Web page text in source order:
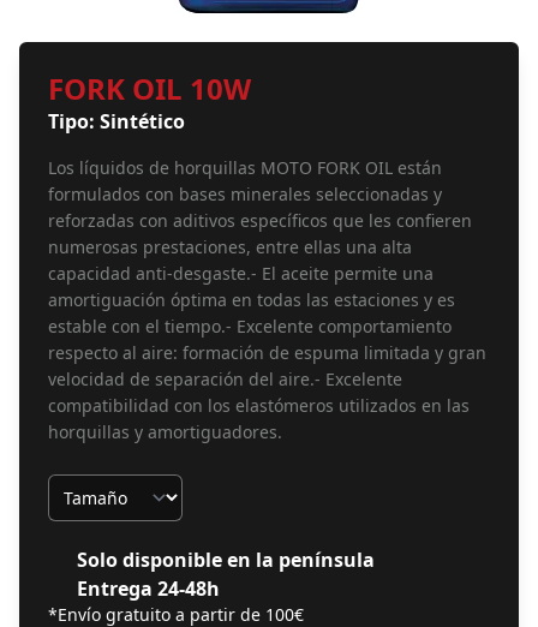
FORK OIL 10W
Tipo: Sintético
Los líquidos de horquillas MOTO FORK OIL están
formulados con bases minerales seleccionadas y
reforzadas con aditivos específicos que les confieren
numerosas prestaciones, entre ellas una alta
capacidad anti-desgaste.- El aceite permite una
amortiguación óptima en todas las estaciones y es
estable con el tiempo.- Excelente comportamiento
respecto al aire: formación de espuma limitada y gran
velocidad de separación del aire.- Excelente
compatibilidad con los elastómeros utilizados en las
horquillas y amortiguadores.
Tamaño
Solo disponible en la península
Entrega 24-48h
*Envío gratuito a partir de 100€